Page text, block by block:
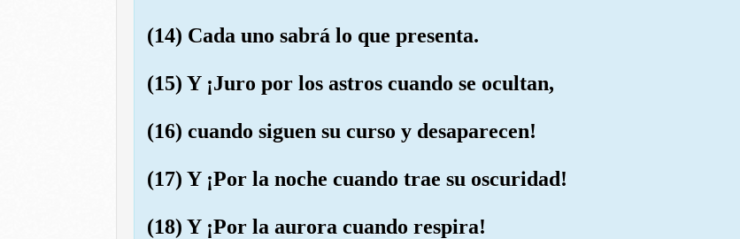
(14) Cada uno sabrá lo que presenta.
(15) Y ¡Juro por los astros cuando se ocultan,
(16) cuando siguen su curso y desaparecen!
(17) Y ¡Por la noche cuando trae su oscuridad!
(18) Y ¡Por la aurora cuando respira!